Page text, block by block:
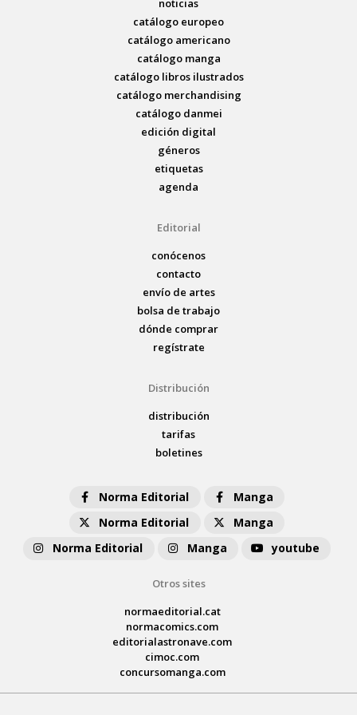
catálogo europeo
catálogo americano
catálogo manga
catálogo libros ilustrados
catálogo merchandising
catálogo danmei
edición digital
géneros
etiquetas
agenda
Editorial
conócenos
contacto
envío de artes
bolsa de trabajo
dónde comprar
regístrate
Distribución
distribución
tarifas
boletines
Norma Editorial
Manga
Norma Editorial
Manga
Norma Editorial
Manga youtube
Otros sites
normaeditorial.cat
normacomics.com
editorialastronave.com
cimoc.com
concursomanga.com